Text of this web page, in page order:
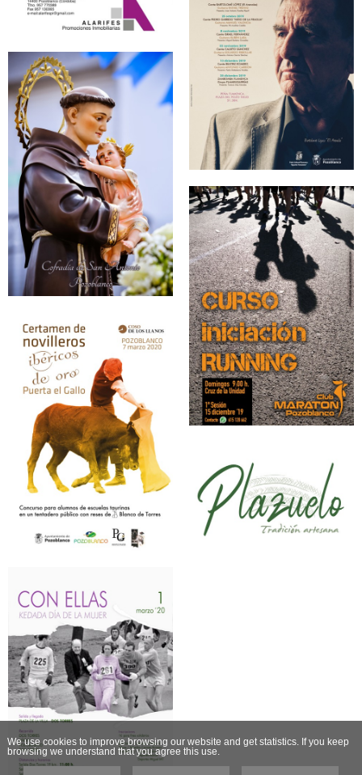
We use cookies to improve browsing our website and get statistics. If you keep
browsing we understand that you agree this use.